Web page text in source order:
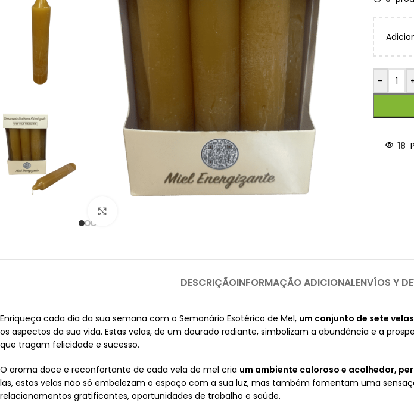
-
18
DESCRIÇÃOINFORMAÇÃO ADICIONALENVÍOS Y
Enriqueça cada dia da sua semana com o Semanário Esotérico de Mel, um conjunto de sete
os aspectos da sua vida. Estas velas, de um dourado radiante, simbolizam a abundância e a
que tragam felicidade e sucesso.
O aroma doce e reconfortante de cada vela de mel cria um ambiente caloroso e acolhedor,
las, estas velas não só embelezam o espaço com a sua luz, mas também fomentam uma
relacionamentos gratificantes, oportunidades de trabalho e saúde.